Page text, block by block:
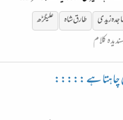
زیدی طارق شاہ
علیگڑھ
کلام
چاہتا ہے :::::